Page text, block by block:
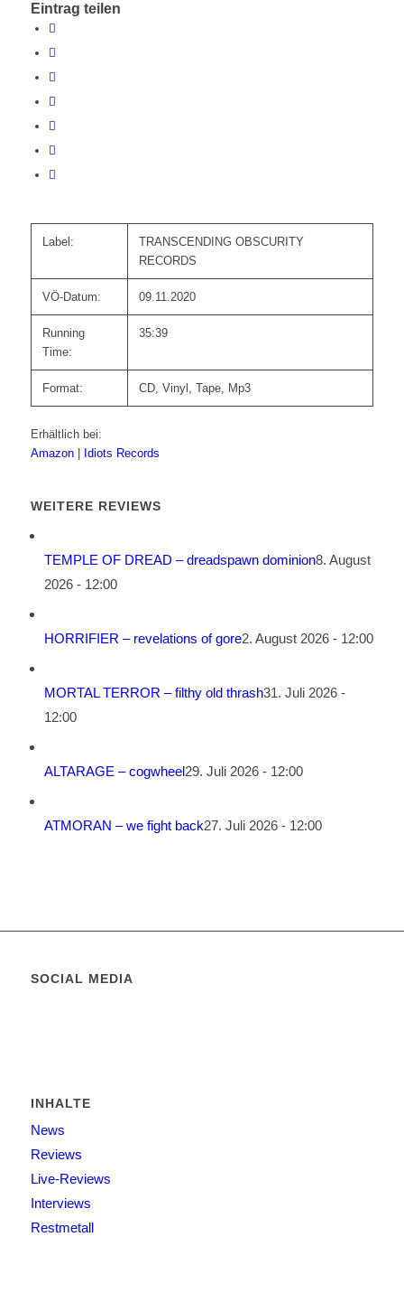
Eintrag teilen
Label:
TRANSCENDING OBSCURITY
RECORDS
VÖ-Datum: 09.11.2020
Running
Time:
35:39
Format: CD, Vinyl, Tape, Mp3
Erhältlich bei:
Amazon
Idiots Records
WEITERE REVIEWS
TEMPLE OF DREAD – dreadspawn dominion8. August
2026 - 12:00
HORRIFIER – revelations of gore2. August 2026 - 12:00
MORTAL TERROR – filthy old thrash31. Juli 2026 -
12:00
ALTARAGE – cogwheel29. Juli 2026 - 12:00
ATMORAN – we fight back27. Juli 2026 - 12:00
SOCIAL MEDIA
INHALTE
News
Reviews
Live-Reviews
Interviews
Restmetall